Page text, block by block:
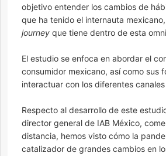
objetivo entender los cambios de
que ha tenido el internauta
journey que tiene dentro de esta
El estudio se enfoca en abordar el
consumidor mexicano, así como sus
interactuar con los diferentes
Respecto al desarrollo de este
director general de IAB México,
distancia, hemos visto cómo la
catalizador de grandes cambios en